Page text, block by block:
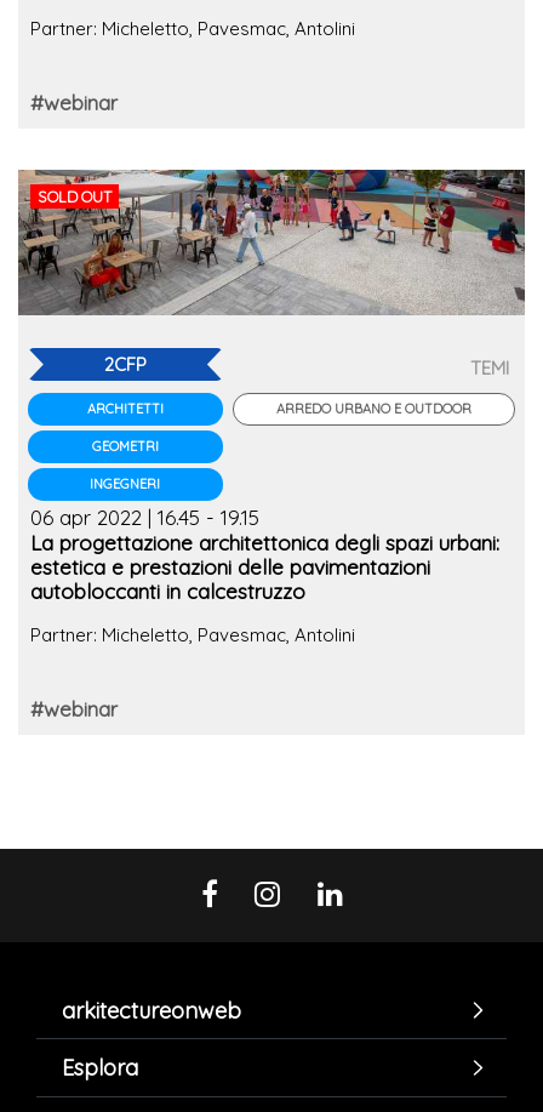
Partner: Micheletto, Pavesmac, Antolini
#webinar
SOLD OUT
2CFP
ARCHITETTI
GEOMETRI
INGEGNERI
TEMI
ARREDO URBANO E OUTDOOR
06 apr 2022 | 16.45 - 19.15
La progettazione architettonica degli spazi urbani:
estetica e prestazioni delle pavimentazioni
autobloccanti in calcestruzzo
Partner: Micheletto, Pavesmac, Antolini
#webinar
arkitectureonweb
Esplora